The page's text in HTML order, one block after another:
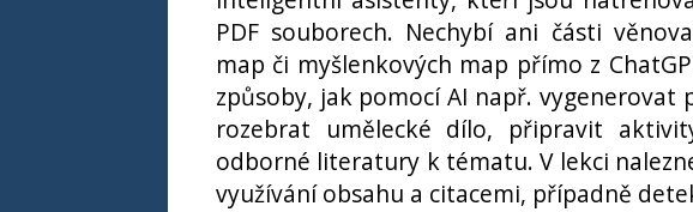
PDF souborech. Nechybí ani části
map či myšlenkových map přímo z
způsoby, jak pomocí AI např.
rozebrat umělecké dílo, připravit
odborné literatury k tématu. V lekci
využívání obsahu a citacemi, případně